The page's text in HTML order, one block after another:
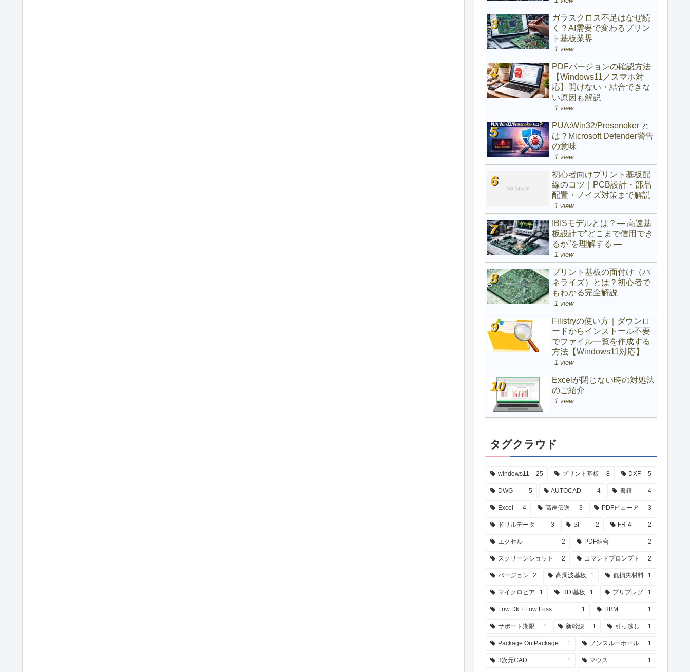
ガラスクロス不足はなぜ続
く？AI需要で変わるプリン
ト基板業界
1 view
PDFバージョンの確認方法
【Windows11／スマホ対
応】開けない・結合できな
い原因も解説
1 view
PUA:Win32/Presenoker と
は？Microsoft Defender警告
の意味
1 view
初心者向けプリント基板配
線のコツ｜PCB設計・部品
配置・ノイズ対策まで解説
1 view
IBISモデルとは？― 高速基
板設計で“どこまで信用でき
るか”を理解する ―
1 view
プリント基板の面付け（パ
ネライズ）とは？初心者で
もわかる完全解説
1 view
Filistryの使い方｜ダウンロ
ードからインストール不要
でファイル一覧を作成する
方法【Windows11対応】
1 view
Excelが閉じない時の対処法
のご紹介
1 view
タグクラウド
windows11 25 プリント基板 8 DXF 5
DWG 5 AUTOCAD 4 書籍 4
Excel 4 高速伝送 3 PDFビューア 3
ドリルデータ 3 SI 2 FR-4 2
エクセル 2 PDF結合 2
スクリーンショット 2 コマンドプロンプト 2
バージョン 2 高周波基板 1 低損失材料 1
マイクロビア 1 HDI基板 1 プリプレグ 1
Low Dk・Low Loss 1 HBM 1
サポート期限 1 新幹線 1 引っ越し 1
Package On Package 1 ノンスルーホール 1
3次元CAD 1 マウス 1